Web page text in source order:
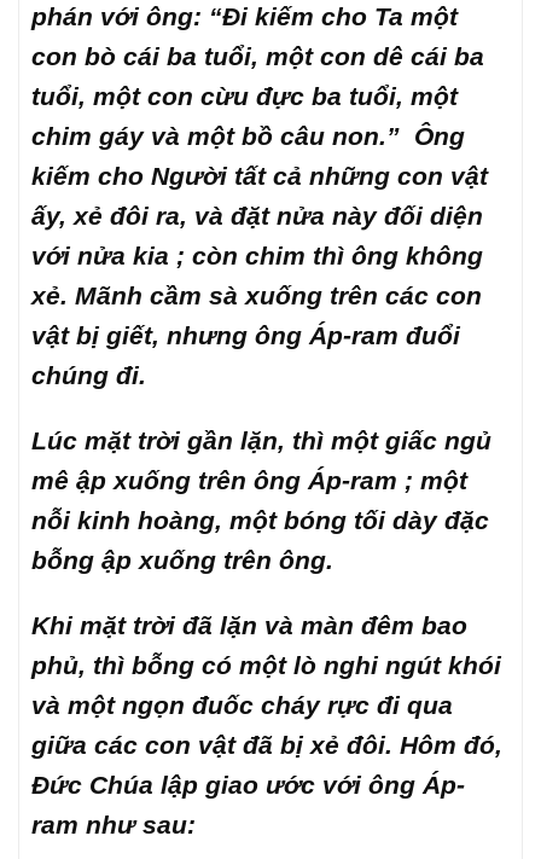
phán với ông: “Đi kiếm cho Ta một
con bò cái ba tuổi, một con dê cái ba
tuổi, một con cừu đực ba tuổi, một
chim gáy và một bồ câu non.” Ông
kiếm cho Người tất cả những con vật
ấy, xẻ đôi ra, và đặt nửa này đối diện
với nửa kia ; còn chim thì ông không
xẻ. Mãnh cầm sà xuống trên các con
vật bị giết, nhưng ông Áp-ram đuổi
chúng đi.
Lúc mặt trời gần lặn, thì một giấc ngủ
mê ập xuống trên ông Áp-ram ; một
nỗi kinh hoàng, một bóng tối dày đặc
bỗng ập xuống trên ông.
Khi mặt trời đã lặn và màn đêm bao
phủ, thì bỗng có một lò nghi ngút khói
và một ngọn đuốc cháy rực đi qua
giữa các con vật đã bị xẻ đôi. Hôm đó,
Đức Chúa lập giao ước với ông Áp-
ram như sau: